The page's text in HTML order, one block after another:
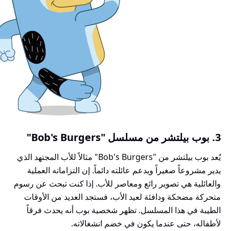
3. بوب بيلتشر من مسلسل "Bob's Burgers"
يُعد بوب بيلتشر من "Bob's Burgers" مثالاً للأب المجتهد الذي
يدير مشروعاً صغيراً ويدعم عائلته دائماً. إن التزاماته العملية
والعائلية هي تصوير رائع ومعاصر للأب. إذا كنت تبحث عن رسوم
متحركة مضحكة ودافئة لعيد الأب، فستجد العديد من الأوقات
الطيبة في هذا المسلسل. تظهر شخصية بوب أنه يحدث فرقاً
لأطفاله، حتى عندما يكون في خضم انشغالاته.